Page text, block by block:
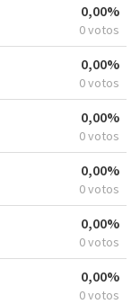
0,00%
0 votos
0,00%
0 votos
0,00%
0 votos
0,00%
0 votos
0,00%
0 votos
0,00%
0 votos